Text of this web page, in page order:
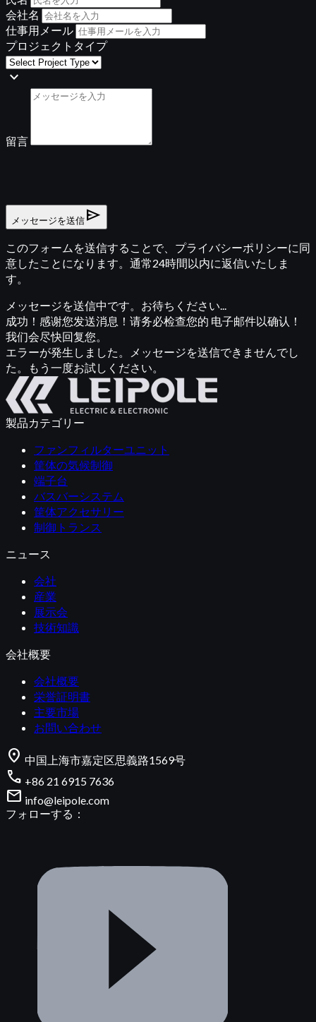
会社名
仕事用メール
プロジェクトタイプ
expand_more
留言
メッセージを送信 send
このフォームを送信することで、プライバシーポリシーに同
意したことになります。通常24時間以内に返信いたしま
す。
メッセージを送信中です。お待ちください...
成功！感谢您发送消息！请务必检查您的 电子邮件以确认！
我们会尽快回复您。
エラーが発生しました。メッセージを送信できませんでし
た。もう一度お試しください。
製品カテゴリー
ファンフィルターユニット
筐体の気候制御
端子台
バスバーシステム
筐体アクセサリー
制御トランス
ニュース
会社
産業
展示会
技術知識
会社概要
会社概要
栄誉証明書
主要市場
お問い合わせ
location_on 中国上海市嘉定区思義路1569号
call +86 21 6915 7636
mail info@leipole.com
フォローする：